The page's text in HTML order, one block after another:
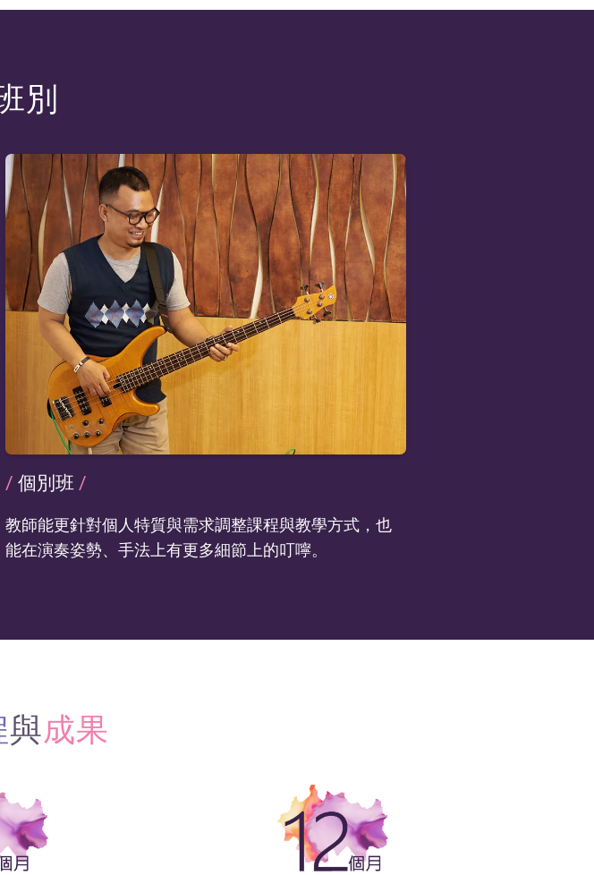
別
/ 個別班 /
教師能更針對個人特質與需求調整課程與教學方式，也
能在演奏姿勢、手法上有更多細節上的叮嚀。
與成果